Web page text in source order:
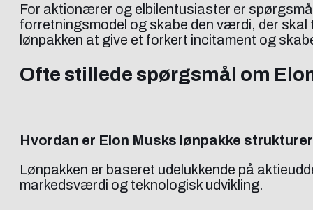
For aktionærer og elbilentusiaster er
forretningsmodel og skabe den værdi, der skal
lønpakken at give et forkert incitament og
Ofte stillede spørgsmål om
Hvordan er Elon Musks lønpakke
Lønpakken er baseret udelukkende på
markedsværdi og teknologisk udvikling.